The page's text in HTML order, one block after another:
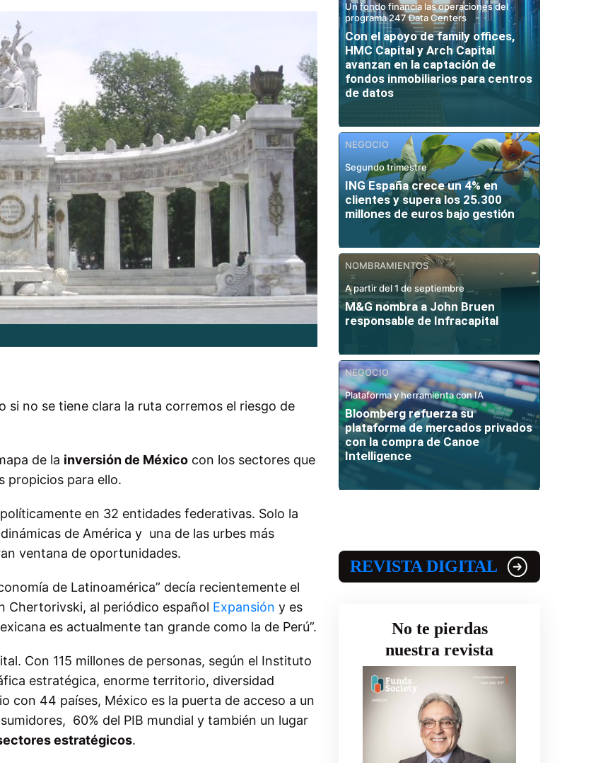
no se tiene clara la ruta corremos el riesgo de
de la inversión de México con los sectores que
propicios para ello.
en 32 entidades federativas. Solo la
de América y una de las urbes más
ventana de oportunidades.
de Latinoamérica” decía recientemente el
Chertorivski, al periódico español Expansión y es
es actualmente tan grande como la de Perú”.
Con 115 millones de personas, según el Instituto
estratégica, enorme territorio, diversidad
con 44 países, México es la puerta de acceso a un
60% del PIB mundial y también un lugar
estratégicos.
Un fondo financia las operaciones del
programa 247 Data Centers
Con el apoyo de family offices,
HMC Capital y Arch Capital
avanzan en la captación de
fondos inmobiliarios para centros
de datos
NEGOCIO
Segundo trimestre
ING España crece un 4% en
clientes y supera los 25.300
millones de euros bajo gestión
NOMBRAMIENTOS
A partir del 1 de septiembre
M&G nombra a John Bruen
responsable de Infracapital
NEGOCIO
Plataforma y herramienta con IA
Bloomberg refuerza su
plataforma de mercados privados
con la compra de Canoe
Intelligence
REVISTA DIGITAL
No te pierdas
nuestra revista